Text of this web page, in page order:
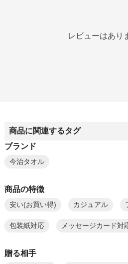
レビューはあり
商品に関連するタグ
ブランド
今治タオル
商品の特徴
安い(お買い得) カジュアル
包装紙対応 メッセージカード対
贈る相手